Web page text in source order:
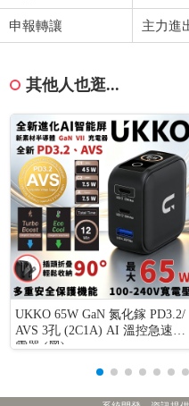
申報轉讓 主力進
其他人也逛...
UKKO 65W GaN 氮化鎵 PD3.2/
AVS 3孔 (2C1A) AI 溫控急速充
電器 (黑)